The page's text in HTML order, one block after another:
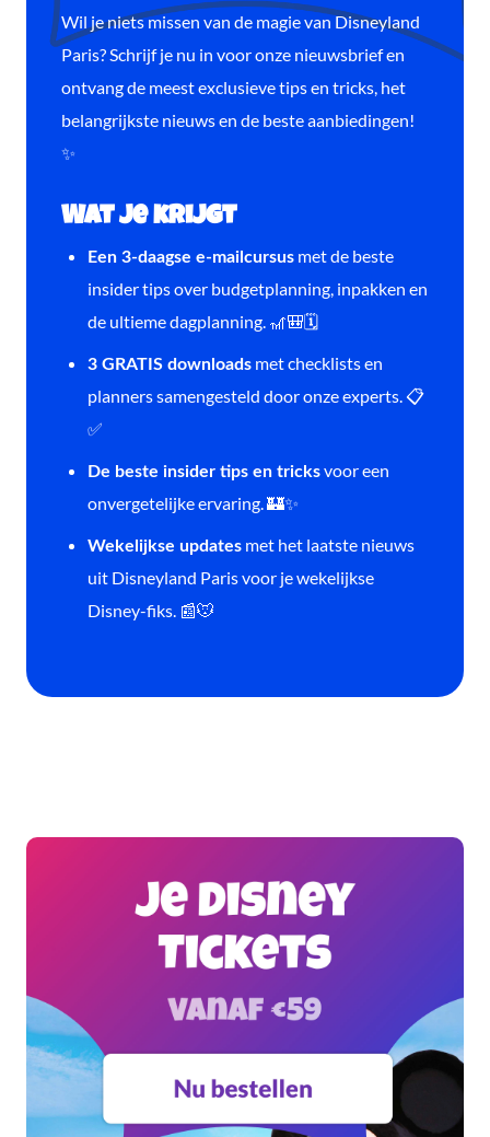
Wil je niets missen van de magie van Disneyland
Paris? Schrijf je nu in voor onze nieuwsbrief en
ontvang de meest exclusieve tips en tricks, het
belangrijkste nieuws en de beste aanbiedingen!
✨
Wat je krijgt
Een 3-daagse e-mailcursus met de beste
insider tips over budgetplanning, inpakken en
de ultieme dagplanning. 🎢🎒🗓️
3 GRATIS downloads met checklists en
planners samengesteld door onze experts. 📋
✅
De beste insider tips en tricksvoor een
onvergetelijke ervaring. 🏰✨
Wekelijkse updates met het laatste nieuws
uit Disneyland Paris voor je wekelijkse
Disney-fiks. 📰🐭